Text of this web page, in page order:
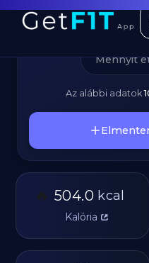
Az alábbi adatok
🔥 504.0 kcal
Kalória